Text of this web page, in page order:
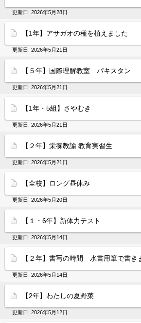
更新日: 2026年5月28日
【1年】アサガオの種を植えました
更新日: 2026年5月21日
【５年】国際理解教室 パキスタン
更新日: 2026年5月21日
【1年・5組】さやむき
更新日: 2026年5月21日
【２年】栄養教諭 教育実習生
更新日: 2026年5月21日
【全校】ロング昼休み
更新日: 2026年5月20日
【１・6年】新体力テスト
更新日: 2026年5月14日
【２年】書写の時間 水書用筆で書き
更新日: 2026年5月14日
【2年】わたしの夏野菜
更新日: 2026年5月12日